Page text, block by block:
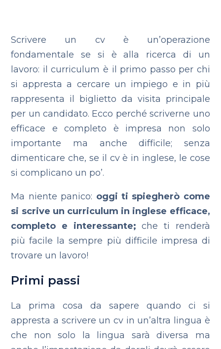
Scrivere un cv è un’operazione
fondamentale se si è alla ricerca di un
lavoro: il curriculum è il primo passo per chi
si appresta a cercare un impiego e in più
rappresenta il biglietto da visita principale
per un candidato. Ecco perché scriverne uno
efficace e completo è impresa non solo
importante ma anche difficile; senza
dimenticare che, se il cv è in inglese, le cose
si complicano un po’.
Ma niente panico: oggi ti spiegherò come
si scrive un curriculum in inglese efficace,
completo e interessante; che ti renderà
più facile la sempre più difficile impresa di
trovare un lavoro!
Primi passi
La prima cosa da sapere quando ci si
appresta a scrivere un cv in un’altra lingua è
che non solo la lingua sarà diversa ma